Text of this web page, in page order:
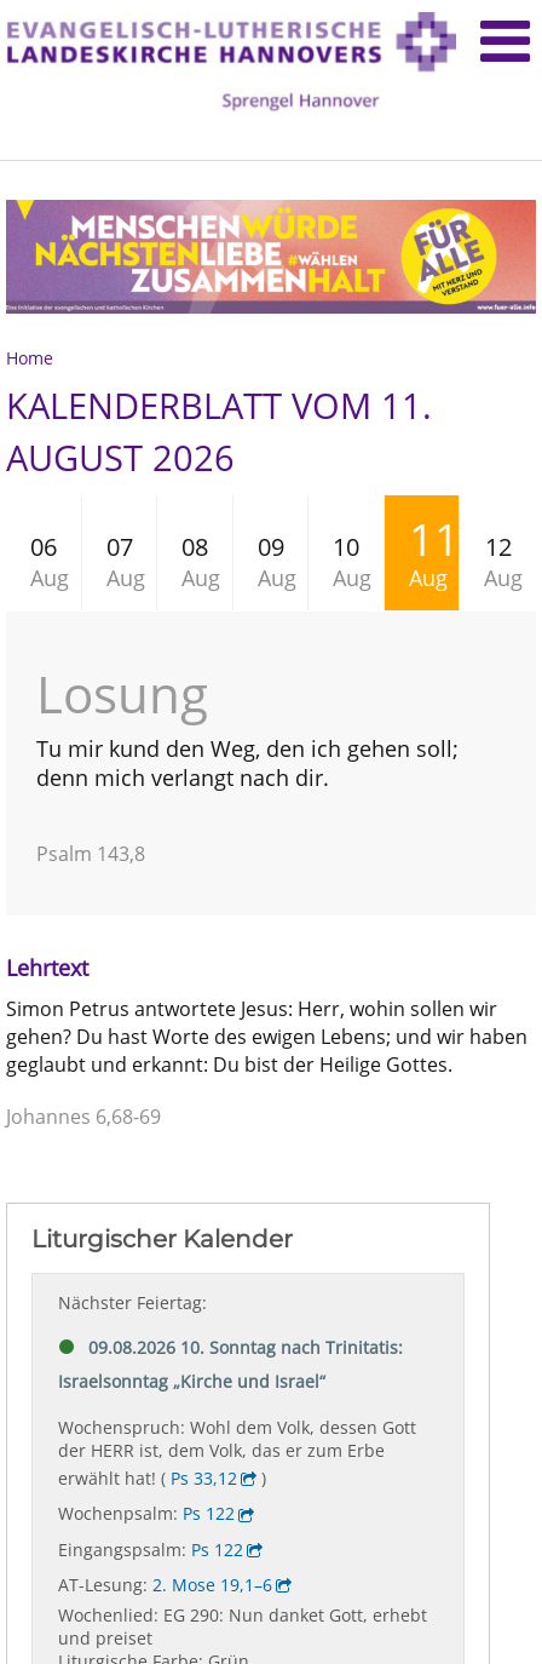
Home
KALENDERBLATT VOM 11.
AUGUST 2026
06
Aug
07
Aug
08
Aug
09
Aug
10
Aug
11
Aug
12
Aug
Losung
Tu mir kund den Weg, den ich gehen soll;
denn mich verlangt nach dir.
Psalm 143,8
Lehrtext
Simon Petrus antwortete Jesus: Herr, wohin sollen wir
gehen? Du hast Worte des ewigen Lebens; und wir haben
geglaubt und erkannt: Du bist der Heilige Gottes.
Johannes 6,68-69